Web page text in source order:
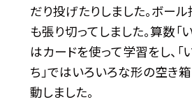
だり投げたりしました。ボー
も張り切ってしました。算数「
はカードを使って学習をし、「
ち」ではいろいろな形の空き
動しました。